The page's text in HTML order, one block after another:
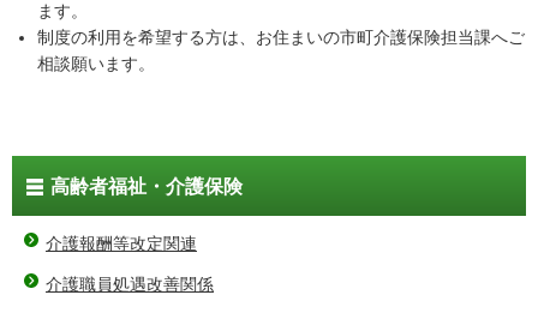
ます。
制度の利用を希望する方は、お住まいの市町介護保険担当課へご
相談願います。
高齢者福祉・介護保険
介護報酬等改定関連
介護職員処遇改善関係